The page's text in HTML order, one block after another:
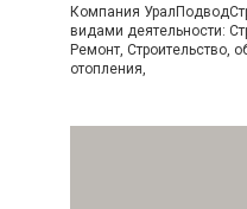
Компания
видами деятельности:
Ремонт, Строительство,
отопления,